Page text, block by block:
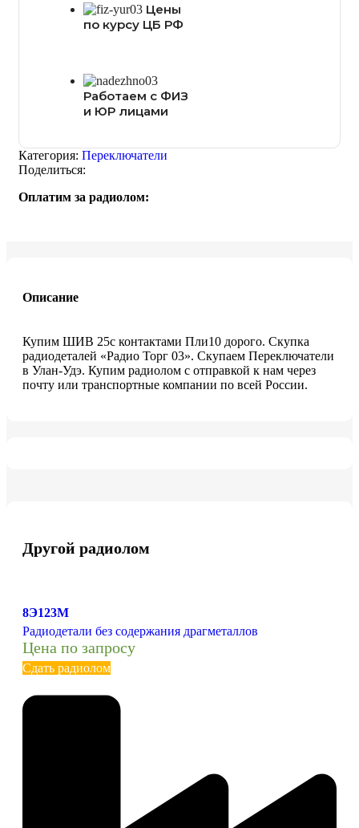
Цены
по курсу ЦБ РФ
Работаем с ФИЗ
и ЮР лицами
Категория: Переключатели
Поделиться:
Оплатим за радиолом:
Описание
Купим ШИВ 25с контактами Пли10 дорого. Скупка
радиодеталей «Радио Торг 03». Скупаем Переключатели
в Улан-Удэ. Купим радиолом с отправкой к нам через
почту или транспортные компании по всей России.
Другой радиолом
8Э123М
Радиодетали без содержания драгметаллов
Цена по запросу
Сдать радиолом